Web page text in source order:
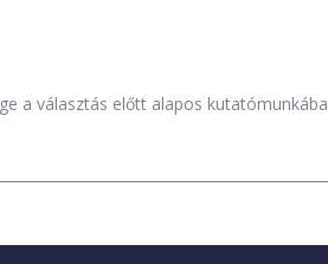
a választás előtt alapos kutatómunkába